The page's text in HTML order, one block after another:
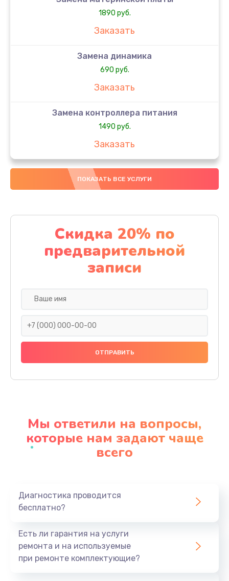
1890 руб.
Заказать
Замена динамика
690 руб.
Заказать
Замена контроллера питания
1490 руб.
Заказать
Замена южного моста
2885 руб.
Чистка от пыли
1090 руб.
Заказать
Настройка BIOS
1140 руб.
Заказать
Ремонт разъема питания
Заказать
ПОКАЗАТЬ ВСЕ УСЛУГИ
Скидка 20% по
предварительной
записи
Мы ответили на вопросы,
которые нам задают чаще
всего
Диагностика проводится
бесплатно?
Есть ли гарантия на услуги
ремонта и на используемые
при ремонте комплектующие?